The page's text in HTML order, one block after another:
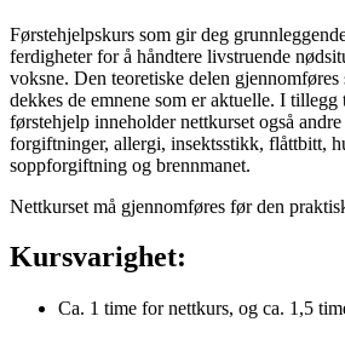
Førstehjelpskurs som gir deg
ferdigheter for å håndtere livstruende
voksne. Den teoretiske delen
dekkes de emnene som er aktuelle. I
førstehjelp inneholder nettkurset også
forgiftninger, allergi, insektsstikk, flåttbitt,
soppforgiftning og brennmanet.
Nettkurset må gjennomføres før den
Kursvarighet:
Ca. 1 time for nettkurs, og ca. 1,5